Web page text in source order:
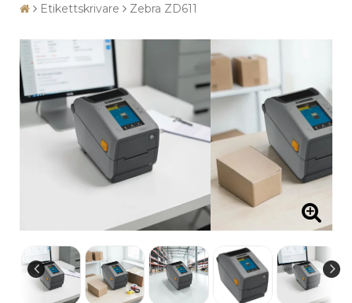
Etikettskrivare Zebra ZD611